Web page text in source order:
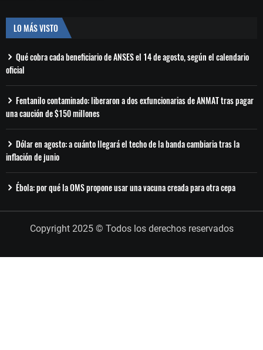
LO MÁS VISTO
Qué cobra cada beneficiario de ANSES el 14 de agosto, según el calendario
oficial
Fentanilo contaminado: liberaron a dos exfuncionarias de ANMAT tras pagar
una caución de $150 millones
Dólar en agosto: a cuánto llegará el techo de la banda cambiaria tras la
inflación de junio
Ébola: por qué la OMS propone usar una vacuna creada para otra cepa
Copyright 2025 © Todos los derechos reservados